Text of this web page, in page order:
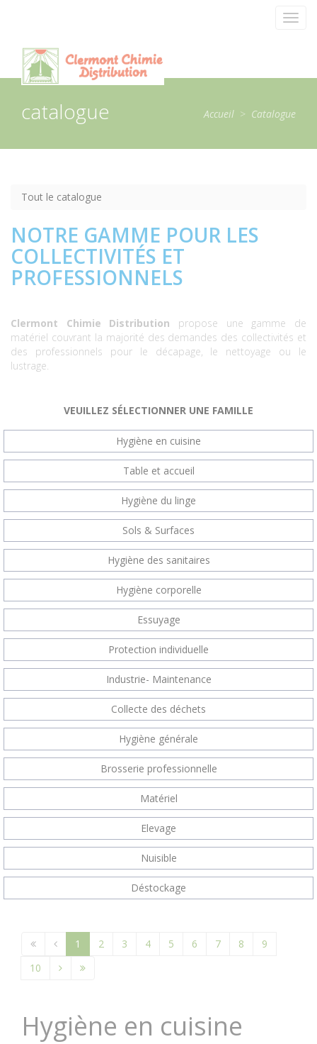
catalogue Accueil > Catalogue
Tout le catalogue
NOTRE GAMME POUR LES
COLLECTIVITÉS ET
PROFESSIONNELS
Clermont Chimie Distribution propose une gamme de
matériel couvrant la majorité des demandes des collectivités et
des professionnels pour le décapage, le nettoyage ou le
lustrage.
VEUILLEZ SÉLECTIONNER UNE FAMILLE
Hygiène en cuisine
Table et accueil
Hygiène du linge
Sols & Surfaces
Hygiène des sanitaires
Hygiène corporelle
Essuyage
Protection individuelle
Industrie- Maintenance
Collecte des déchets
Hygiène générale
Brosserie professionnelle
Matériel
Elevage
Nuisible
Déstockage
1 2 3 4 5 6 7 8
9
10
Hygiène en cuisine